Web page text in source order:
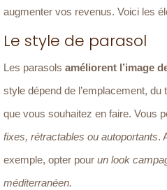
augmenter vos revenus. Voici les
Le style de parasol
Les parasols améliorent l’image
style dépend de l’emplacement, du
que vous souhaitez en faire. Vous
fixes, rétractables ou autoportants.
exemple, opter pour un look
méditerranéen.